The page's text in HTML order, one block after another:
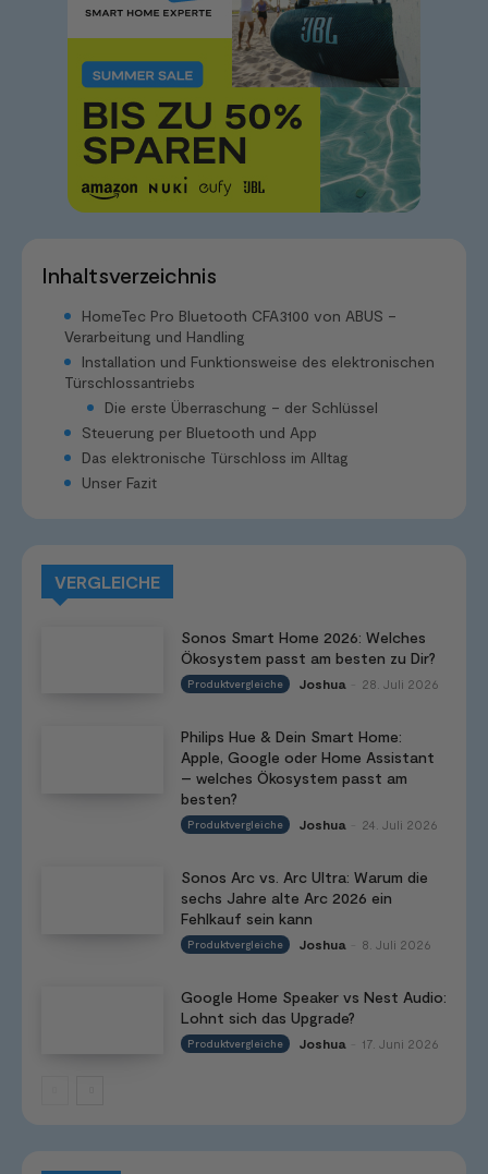
Inhaltsverzeichnis
HomeTec Pro Bluetooth CFA3100 von ABUS –
Verarbeitung und Handling
Installation und Funktionsweise des elektronischen
Türschlossantriebs
Die erste Überraschung – der Schlüssel
Steuerung per Bluetooth und App
Das elektronische Türschloss im Alltag
Unser Fazit
VERGLEICHE
Sonos Smart Home 2026: Welches
Ökosystem passt am besten zu Dir?
Produktvergleiche Joshua 28. Juli 2026
Philips Hue & Dein Smart Home:
Apple, Google oder Home Assistant
– welches Ökosystem passt am
besten?
Produktvergleiche Joshua 24. Juli 2026
Sonos Arc vs. Arc Ultra: Warum die
sechs Jahre alte Arc 2026 ein
Fehlkauf sein kann
Produktvergleiche Joshua 8. Juli 2026
Google Home Speaker vs Nest Audio:
Lohnt sich das Upgrade?
Produktvergleiche Joshua 17. Juni 2026